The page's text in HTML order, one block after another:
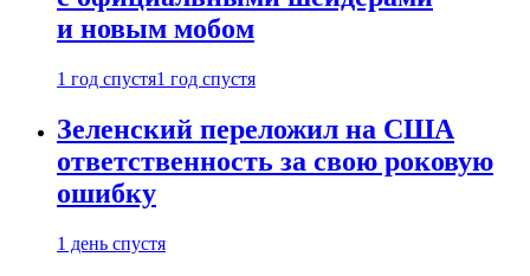
и новым мобом
1 год спустя1 год спустя
Зеленский переложил на США
ответственность за свою роковую
ошибку
1 день спустя